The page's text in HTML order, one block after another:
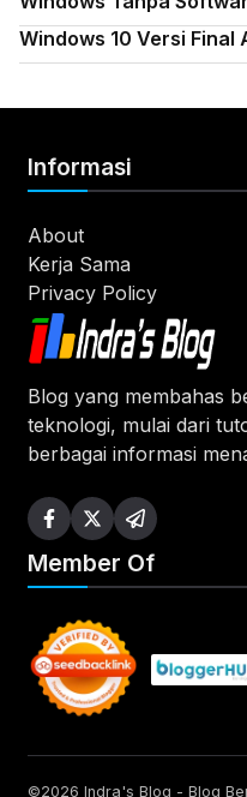
Windows 10 Versi Final
Blog yang membahas
teknologi, mulai dari
berbagai informasi
Informasi
About
Kerja Sama
Privacy Policy
Member Of
©2026 Indra's Blog - Blog